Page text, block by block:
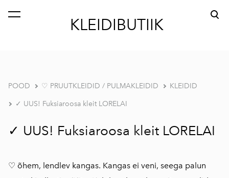
KLEIDIBUTIIK
lisati ostukorvi. Vaata ostukorvi
POOD ♡ PRUUTKLEIDID / PULMAKLEIDID KLEIDID
✓ UUS! Fuksiaroosa kleit LORELAI
✓ UUS! Fuksiaroosa kleit LORELAI
♡ õhem, lendlev kangas. Kangas ei veni, seega palun